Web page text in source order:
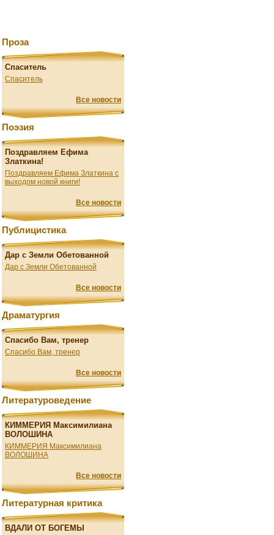
Проза
Спаситель
Спаситель
Все новости
Поэзия
Поздравляем Ефима
Златкина!
Поздравляем Ефима Златкина с
выходом новой книги!
Все новости
Публицистика
Дар с Земли Обетованной
Дар с Земли Обетованной
Все новости
Драматургия
Спасибо Вам, тренер
Спасибо Вам, тренер
Все новости
Литературоведение
КИММЕРИЯ Максимилиана
ВОЛОШИНА
КИММЕРИЯ Максимилиана
ВОЛОШИНА
Все новости
Литературная критика
ВДАЛИ ОТ БОГЕМЫ